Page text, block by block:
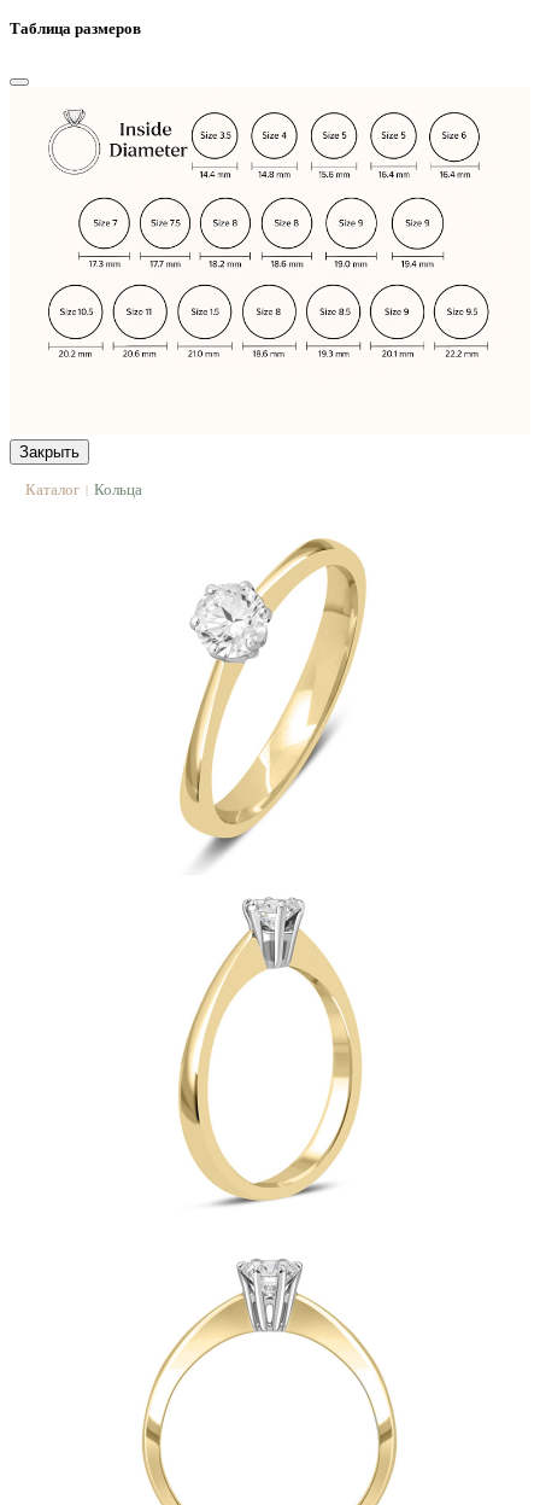
Таблица размеров
Закрыть
Каталог | Кольца